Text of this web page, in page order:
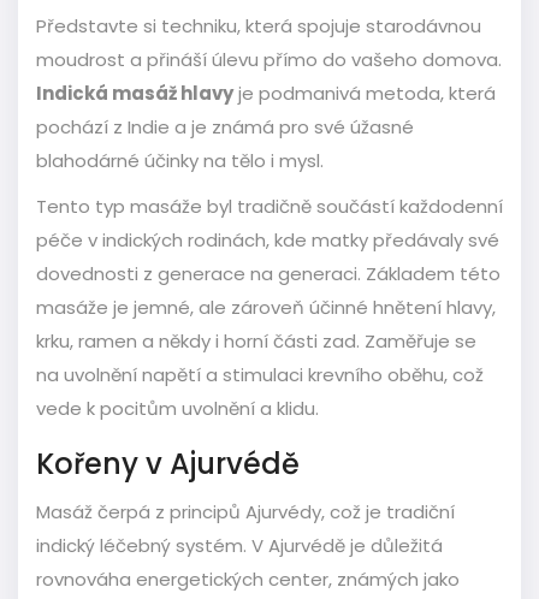
Představte si techniku, která spojuje starodávnou
moudrost a přináší úlevu přímo do vašeho domova.
Indická masáž hlavyje podmanivá metoda, která
pochází z Indie a je známá pro své úžasné
blahodárné účinky na tělo i mysl.
Tento typ masáže byl tradičně součástí každodenní
péče v indických rodinách, kde matky předávaly své
dovednosti z generace na generaci. Základem této
masáže je jemné, ale zároveň účinné hnětení hlavy,
krku, ramen a někdy i horní části zad. Zaměřuje se
na uvolnění napětí a stimulaci krevního oběhu, což
vede k pocitům uvolnění a klidu.
Kořeny v Ajurvédě
Masáž čerpá z principů Ajurvédy, což je tradiční
indický léčebný systém. V Ajurvédě je důležitá
rovnováha energetických center, známých jako